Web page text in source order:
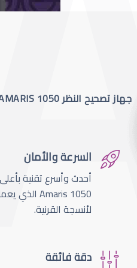
جهاز تصحيح النظر SCHWIND AMARIS 1050
السرعة والأمان
لأنسجة القرنية.
دقة فائقة